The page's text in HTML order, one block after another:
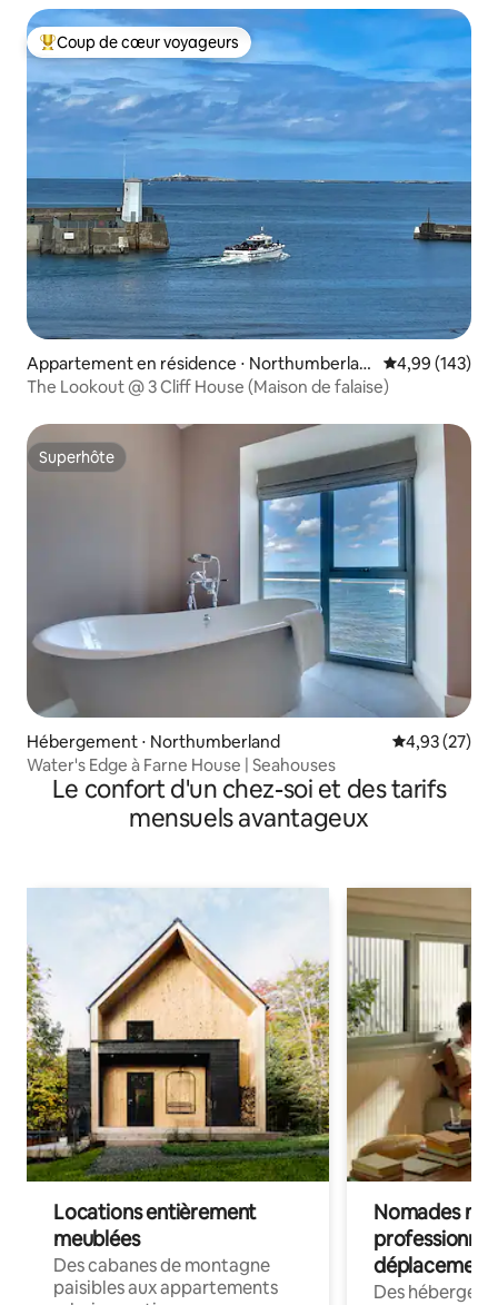
Coups de cœur voyageurs les plus appréciés
Coup de cœur voyageurs
Appartement en résidence ⋅ Northumberlan
d
Évaluation
4,99 (143)
The Lookout @ 3 Cliff House (Maison de falaise)
Superhôte
Superhôte
Hébergement ⋅ Northumberland Évaluation
4,93 (27)
Water's Edge à Farne House | Seahouses
Le confort d'un chez-soi et des tarifs
mensuels avantageux
Locations entièrement
meublées
Des cabanes de montagne
paisibles aux appartements
Nomades
déplacement
Des